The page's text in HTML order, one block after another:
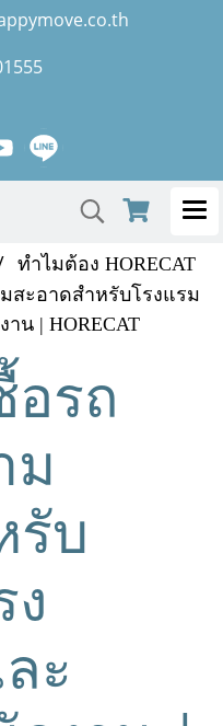
ทำไมต้อง HORECAT
สะอาดสำหรับโรงแรม
น | HORECAT
รถ
ม
รับ
ะ